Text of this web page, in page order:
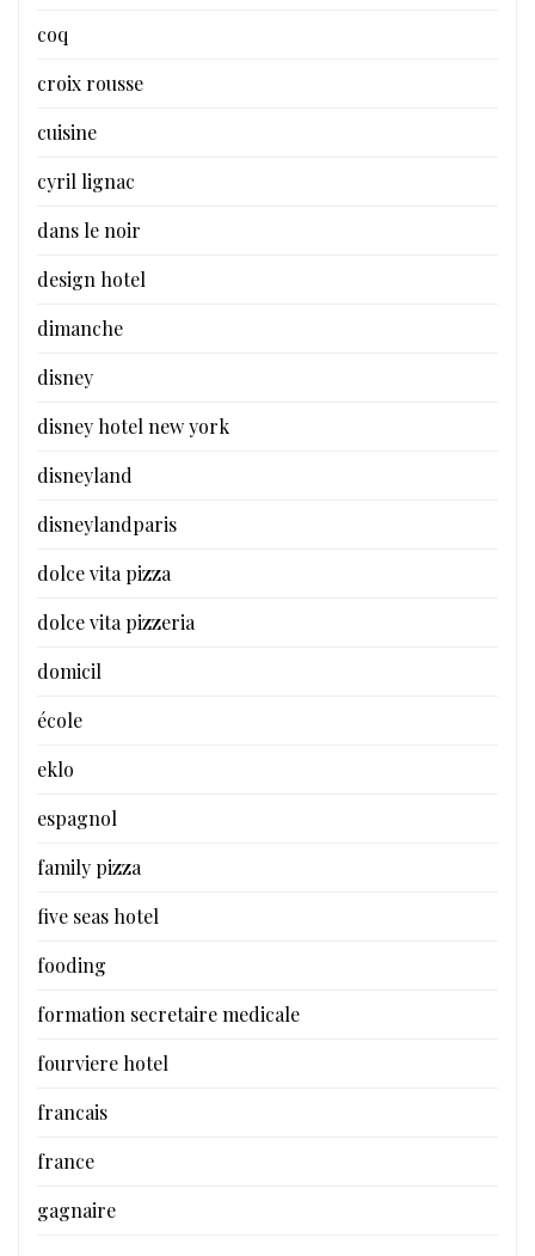
coq
croix rousse
cuisine
cyril lignac
dans le noir
design hotel
dimanche
disney
disney hotel new york
disneyland
disneylandparis
dolce vita pizza
dolce vita pizzeria
domicil
école
eklo
espagnol
family pizza
five seas hotel
fooding
formation secretaire medicale
fourviere hotel
francais
france
gagnaire